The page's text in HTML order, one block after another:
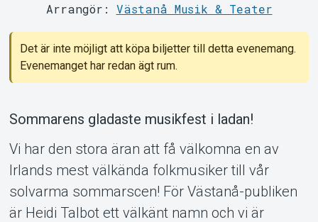
Support
Arrangör: Västanå Musik & Teater
Det är inte möjligt att köpa biljetter till detta evenemang.
Evenemanget har redan ägt rum.
Sommarens gladaste musikfest i ladan!
Vi har den stora äran att få välkomna en av
Irlands mest välkända folkmusiker till vår
solvarma sommarscen! För Västanå-publiken
är Heidi Talbot ett välkänt namn och vi är